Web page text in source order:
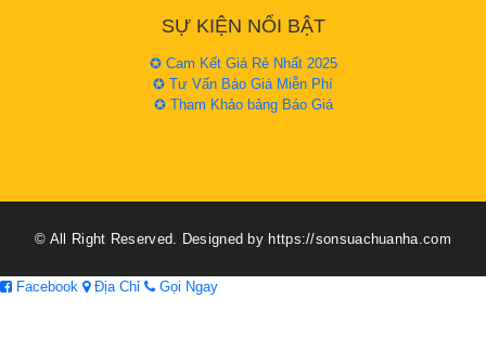
SỰ KIỆN NỔI BẬT
✪ Cam Kết Giá Rẻ Nhất 2025
✪ Tư Vấn Báo Giá Miễn Phí
✪ Tham Khảo bảng Báo Giá
© All Right Reserved. Designed by https://sonsuachuanha.com
Facebook Địa Chỉ Gọi Ngay